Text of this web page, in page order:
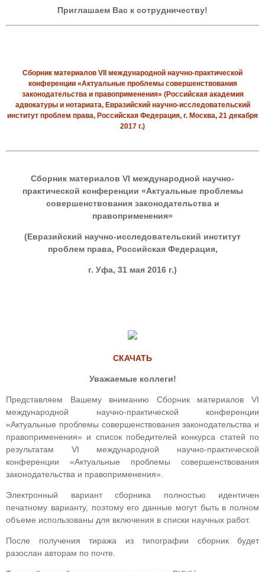
Приглашаем Вас к сотрудничеству!
Сборник материалов VII международной научно-практической
конференции «Актуальные проблемы совершенствования
законодательства и правоприменения» (Российская академия
адвокатуры и нотариата, Евразийский научно-исследовательский
институт проблем права, Российская Федерация, г. Москва, 21 декабря
2017 г.)
Сборник материалов VI международной научно-
практической конференции «Актуальные проблемы
совершенствования законодательства и
правоприменения»
(Евразийский научно-исследовательский институт
проблем права, Российская Федерация,
г. Уфа, 31 мая 2016 г.)
СКАЧАТЬ
Уважаемые коллеги!
Представляем Вашему вниманию Сборник материалов VI
международной научно-практической конференции
«Актуальные проблемы совершенствования законодательства и
правоприменения» и список победителей конкурса статей по
результатам VI международной научно-практической
конференции «Актуальные проблемы совершенствования
законодательства и правоприменения».
Электронный вариант сборника полностью идентичен
печатному варианту, поэтому его данные могут быть в полном
объеме использованы для включения в списки научных работ.
После получения тиража из типографии сборник будет
разослан авторам по почте.